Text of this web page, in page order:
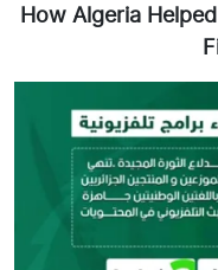
How Algeria